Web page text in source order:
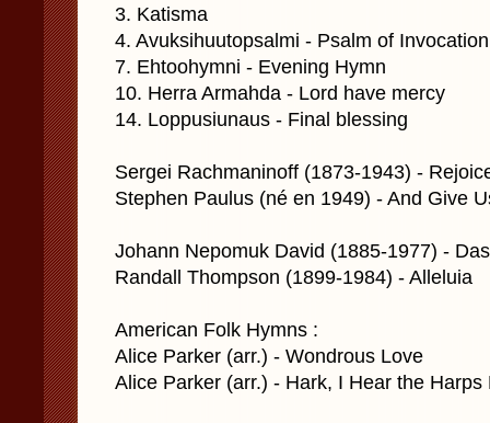
3. Katisma
4. Avuksihuutopsalmi - Psalm of Invocation
7. Ehtoohymni - Evening Hymn
10. Herra Armahda - Lord have mercy
14. Loppusiunaus - Final blessing
Sergei Rachmaninoff (1873-1943) -
Stephen Paulus (né en 1949) - And Give
Johann Nepomuk David (1885-1977) -
Randall Thompson (1899-1984) - Alleluia
American Folk Hymns :
Alice Parker (arr.) - Wondrous Love
Alice Parker (arr.) - Hark, I Hear the Harps